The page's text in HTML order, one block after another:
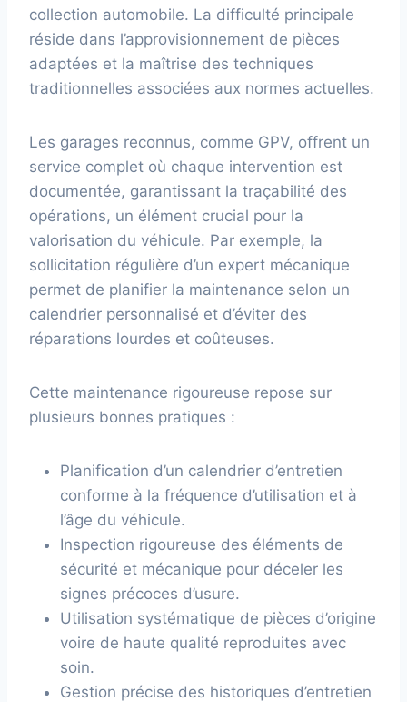
collection automobile. La difficulté principale
réside dans l’approvisionnement de pièces
adaptées et la maîtrise des techniques
traditionnelles associées aux normes actuelles.
Les garages reconnus, comme GPV, offrent un
service complet où chaque intervention est
documentée, garantissant la traçabilité des
opérations, un élément crucial pour la
valorisation du véhicule. Par exemple, la
sollicitation régulière d’un expert mécanique
permet de planifier la maintenance selon un
calendrier personnalisé et d’éviter des
réparations lourdes et coûteuses.
Cette maintenance rigoureuse repose sur
plusieurs bonnes pratiques :
Planification d’un calendrier d’entretien
conforme à la fréquence d’utilisation et à
l’âge du véhicule.
Inspection rigoureuse des éléments de
sécurité et mécanique pour déceler les
signes précoces d’usure.
Utilisation systématique de pièces d’origine
voire de haute qualité reproduites avec
soin.
Gestion précise des historiques d’entretien